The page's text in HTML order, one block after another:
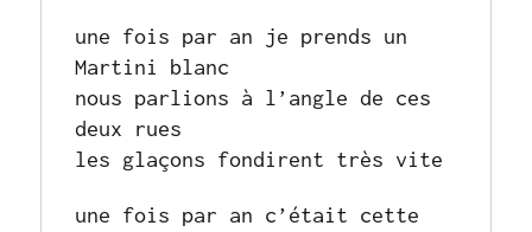
une fois par an je prends un
Martini blanc
nous parlions à l’angle de ces
deux rues
les glaçons fondirent très vite
une fois par an c’était cette